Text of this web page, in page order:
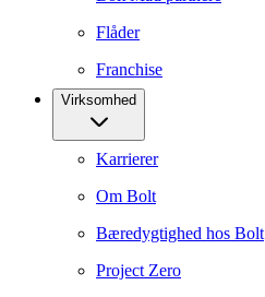
Flåder
Franchise
Virksomhed
Karrierer
Om Bolt
Bæredygtighed hos Bolt
Project Zero